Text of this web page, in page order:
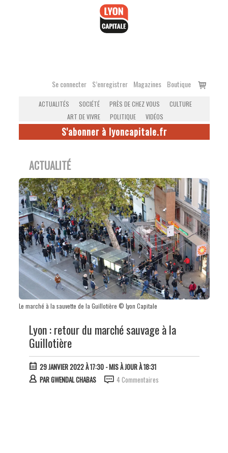
Se connecter S’enregistrer Magazines Boutique
Voir
ACTUALITÉS SOCIÉTÉ PRÈS DE CHEZ VOUS
CULTURE
ART DE VIVRE
POLITIQUE VIDÉOS
S'abonner à lyoncapitale.fr
ACTUALITÉ
Le marché à la sauvette de la Guillotière © Lyon Capitale
Lyon : retour du marché sauvage à la
Guillotière
29 JANVIER 2022 À 17:30- MIS À JOUR À 18:31
PARGWENDAL CHABAS 4 Commentaires